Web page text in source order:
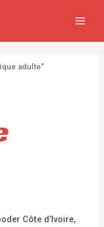
adulte”
Côte d’Ivoire,